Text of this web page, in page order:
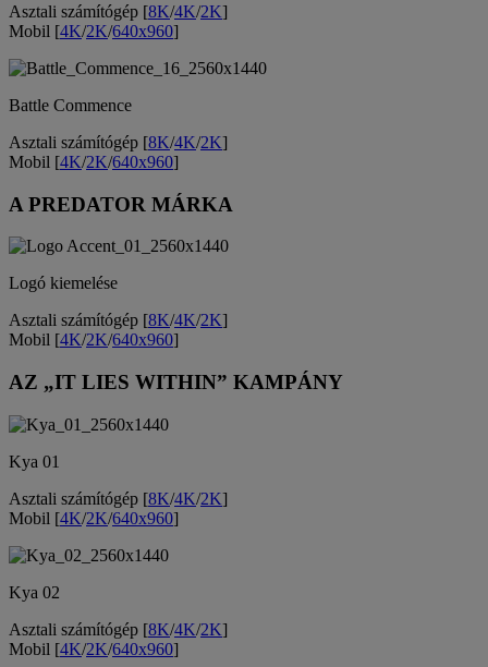
Asztali számítógép [8K/4K/2K]
Mobil [4K/2K/640x960]
Battle Commence
Asztali számítógép [8K/4K/2K]
Mobil [4K/2K/640x960]
A PREDATOR MÁRKA
Logó kiemelése
Asztali számítógép [8K/4K/2K]
Mobil [4K/2K/640x960]
AZ „IT LIES WITHIN” KAMPÁNY
Kya 01
Asztali számítógép [8K/4K/2K]
Mobil [4K/2K/640x960]
Kya 02
Asztali számítógép [8K/4K/2K]
Mobil [4K/2K/640x960]